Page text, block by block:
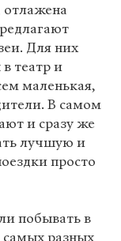
отлажена
Для них
театр и
маленькая,
В самом
и сразу же
лучшую и
просто
побывать в